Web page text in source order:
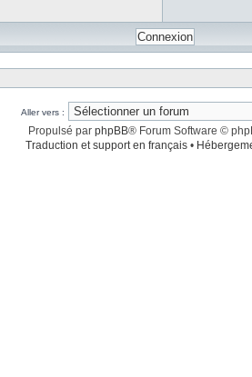
Aller vers :
Propulsé par phpBB® Forum Software ©
Traduction et support en français•